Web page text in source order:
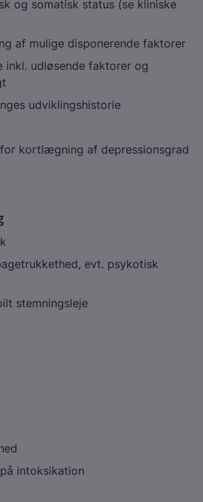
og somatisk status (se kliniske
af mulige disponerende faktorer
inkl. udløsende faktorer og
udviklingshistorie
kortlægning af depressionsgrad
evt. psykotisk
stemningsleje
intoksikation